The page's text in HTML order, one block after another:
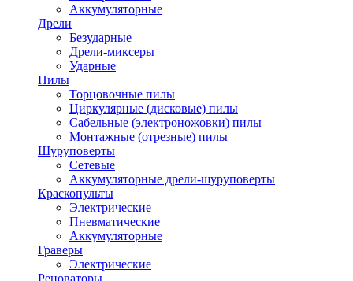
Аккумуляторные
Дрели
Безударные
Дрели-миксеры
Ударные
Пилы
Торцовочные пилы
Циркулярные (дисковые) пилы
Сабельные (электроножовки) пилы
Монтажные (отрезные) пилы
Шуруповерты
Сетевые
Аккумуляторные дрели-шуруповерты
Краскопульты
Электрические
Пневматические
Аккумуляторные
Граверы
Электрические
Реноваторы